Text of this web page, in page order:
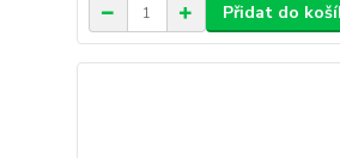
Přidat do